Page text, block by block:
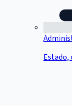
Estado,